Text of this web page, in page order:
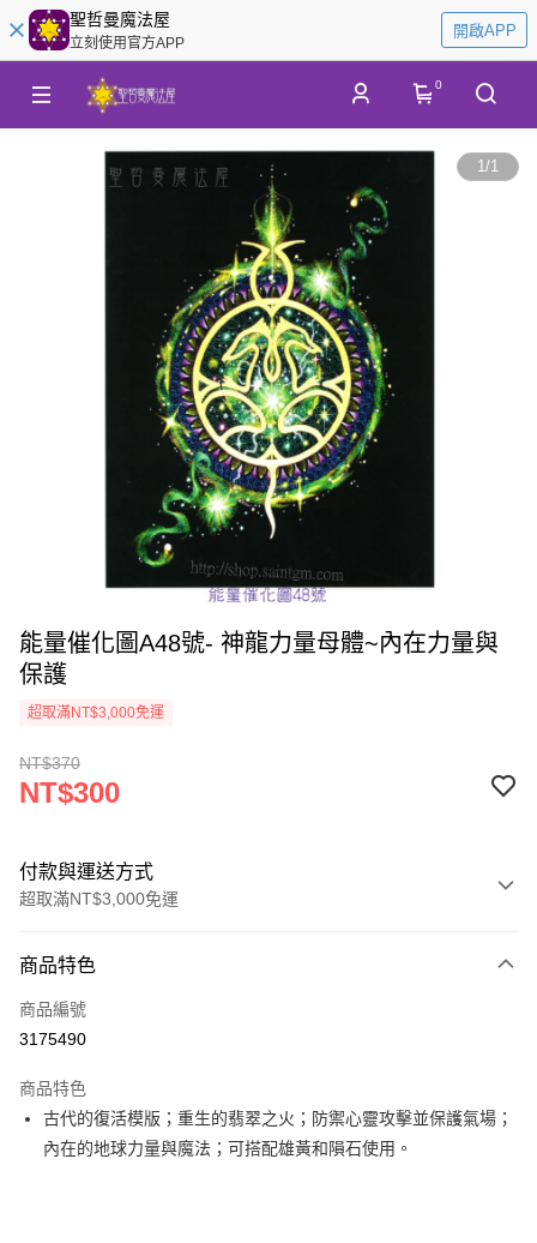
聖哲曼魔法屋
立刻使用官方APP
開啟APP
0
1/1
能量催化圖A48號- 神龍力量母體~內在力量與
保護
超取滿NT$3,000免運
NT$370
NT$300
付款與運送方式
超取滿NT$3,000免運
信用卡一次付款
超商取貨付款
Apple Pay
街口支付
商品特色
商品編號
3175490
商品特色
古代的復活模版；重生的翡翠之火；防禦心靈攻擊並保護氣場；
內在的地球力量與魔法；可搭配雄黃和隕石使用。